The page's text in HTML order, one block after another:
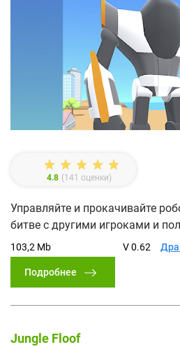
4.8 (141 оценки)
Управляйте и прокачивайте
битве с другими игроками и
103,2 Mb V 0.62
Подробнее
Jungle Floof